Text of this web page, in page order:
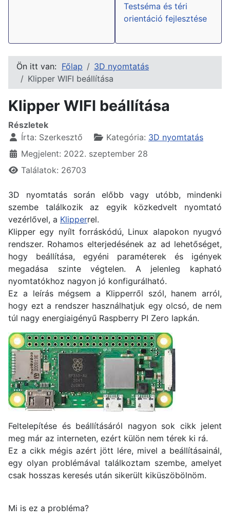
Testséma és téri
orientáció fejlesztése
Ön itt van: Főlap
3D nyomtatás
Klipper WIFI beállítása
Klipper WIFI beállítása
Részletek
Írta: Szerkesztő Kategória: 3D nyomtatás
Megjelent: 2022. szeptember 28
Találatok: 26703
3D nyomtatás során előbb vagy utóbb, mindenki
szembe találkozik az egyik közkedvelt nyomtató
vezérlővel, a Klipperrel.
Klipper egy nyílt forráskódú, Linux alapokon nyugvó
rendszer. Rohamos elterjedésének az ad lehetőséget,
hogy beállítása, egyéni paraméterek és igények
megadása szinte végtelen. A jelenleg kapható
nyomtatókhoz nagyon jó konfigurálható.
Ez a leírás mégsem a Klipperről szól, hanem arról,
hogy ezt a rendszer használhatjuk egy olcsó, de nem
túl nagy energiaigényű Raspberry PI Zero lapkán.
Feltelepítése és beállításáról nagyon sok cikk jelent
meg már az interneten, ezért külön nem térek ki rá.
Ez a cikk mégis azért jött lére, mivel a beállításainál,
egy olyan problémával találkoztam szembe, amelyet
csak hosszas keresés után sikerült kiküszöbölnöm.
Mi is ez a probléma?